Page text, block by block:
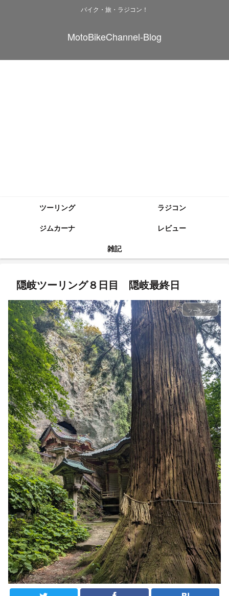
バイク・旅・ラジコン！
MotoBikeChannel-Blog
ツーリング
ラジコン
ジムカーナ
レビュー
雑記
隠岐ツーリング８日目 隠岐最終日
ツーリング